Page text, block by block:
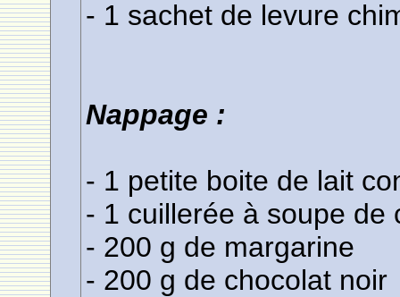
- 1 sachet de levure
Nappage :
- 1 petite boite de lait
- 1 cuillerée à soupe de
- 200 g de margarine
- 200 g de chocolat noir